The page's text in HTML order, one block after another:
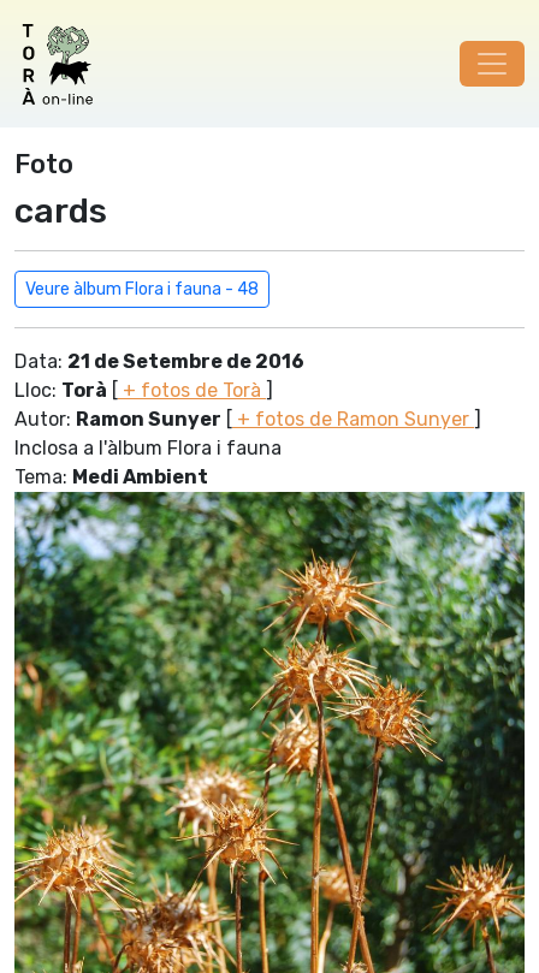
Foto
cards
Veure àlbum Flora i fauna - 48
Data: 21 de Setembre de 2016
Lloc: Torà [ + fotos de Torà ]
Autor: Ramon Sunyer [ + fotos de Ramon Sunyer ]
Inclosa a l'àlbum Flora i fauna
Tema: Medi Ambient